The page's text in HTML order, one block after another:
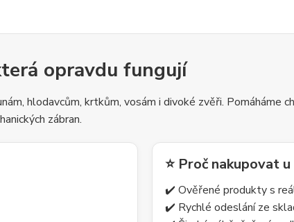
opravdu fungují
hlodavcům, krtkům, vosám i divoké zvěři. Pomáháme
zábran.
⭐ Proč nakupovat u
✔️ Ověřené produkty s
✔️ Rychlé odeslání ze